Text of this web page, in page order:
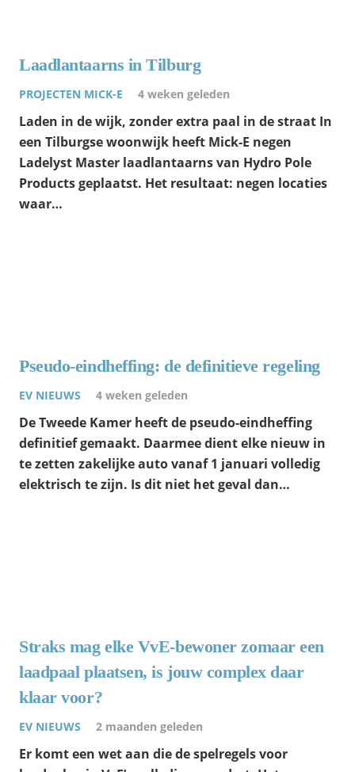
Laadlantaarns in Tilburg
PROJECTEN MICK-E 4 weken geleden
Laden in de wijk, zonder extra paal in de straat In
een Tilburgse woonwijk heeft Mick-E negen
Ladelyst Master laadlantaarns van Hydro Pole
Products geplaatst. Het resultaat: negen locaties
waar…
Pseudo-eindheffing: de definitieve regeling
EV NIEUWS 4 weken geleden
De Tweede Kamer heeft de pseudo-eindheffing
definitief gemaakt. Daarmee dient elke nieuw in
te zetten zakelijke auto vanaf 1 januari volledig
elektrisch te zijn. Is dit niet het geval dan…
Straks mag elke VvE-bewoner zomaar een
laadpaal plaatsen, is jouw complex daar
klaar voor?
EV NIEUWS 2 maanden geleden
Er komt een wet aan die de spelregels voor